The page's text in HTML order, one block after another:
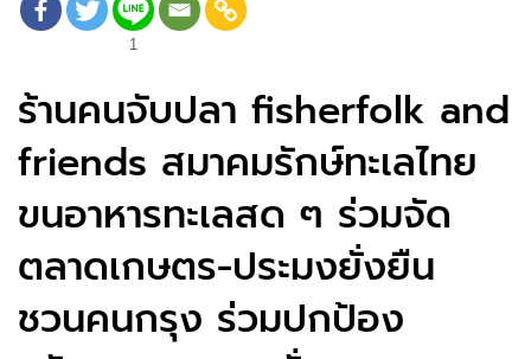
1
ร้านคนจับปลา fisherfolk and
friends สมาคมรักษ์ทะเลไทย
ขนอาหารทะเลสด ๆ ร่วมจัด
ตลาดเกษตร-ประมงยั่งยืน
ชวนคนกรุง ร่วมปกป้อง